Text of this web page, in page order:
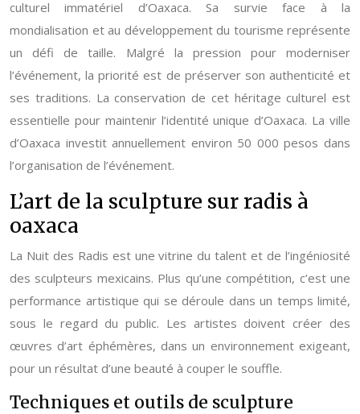
culturel immatériel d’Oaxaca. Sa survie face à la
mondialisation et au développement du tourisme représente
un défi de taille. Malgré la pression pour moderniser
l’événement, la priorité est de préserver son authenticité et
ses traditions. La conservation de cet héritage culturel est
essentielle pour maintenir l’identité unique d’Oaxaca. La ville
d’Oaxaca investit annuellement environ 50 000 pesos dans
l’organisation de l’événement.
L’art de la sculpture sur radis à
oaxaca
La Nuit des Radis est une vitrine du talent et de l’ingéniosité
des sculpteurs mexicains. Plus qu’une compétition, c’est une
performance artistique qui se déroule dans un temps limité,
sous le regard du public. Les artistes doivent créer des
œuvres d’art éphémères, dans un environnement exigeant,
pour un résultat d’une beauté à couper le souffle.
Techniques et outils de sculpture